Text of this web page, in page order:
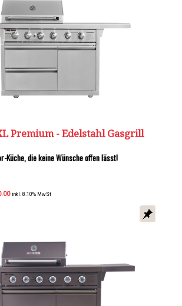
Premium - Edelstahl Gasgrill
Küche, die keine Wünsche offen lässt!
inkl. 8.10% MwSt